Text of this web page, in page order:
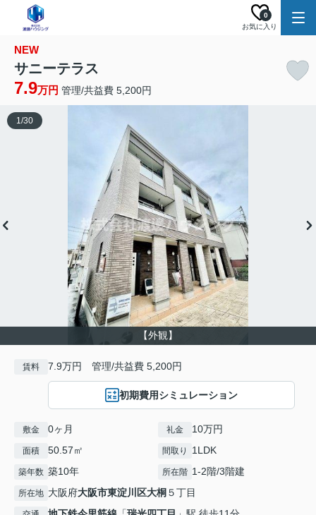
お気に入り
0
NEW
サニーテラス
7.9万円 管理/共益費 5,200円
【外観】
1/30
賃料 7.9万円 管理/共益費 5,200円
初期費用シミュレーション
敷金 0ヶ月 礼金 10万円
面積 50.57㎡ 間取り 1LDK
築年数 築10年 所在階 1-2階/3階建
所在地 大阪府大阪市東淀川区大桐 ５丁目